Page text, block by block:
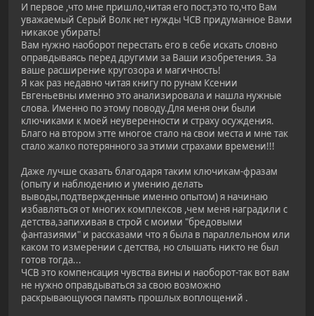
И первое ,что мне пришло,читая его пост,это то,что Вам
уважаемый Серый Волк нет нужды ЧСВ придуманное Вами
никакое убирать!
Вам нужно наоборот перестать его в себе искать словно
оправдываясь перед другими за Ваши изобретения. За
ваше расширение кругозора и магичность!
Я как раз недавно читая книгу по рунам Ксении
Евгеньевны именно это анализировала и нашла нужные
слова. Именно по этому поводу.Для меня они были
ключиками к моей неуверенности и страху осуждения.
Благо на втором этте многое стало на свои места и мне так
стало жалко потерянного за этими страхами времени!!!
Даже лучше сказать благодаря таким ключикам-фразам
(опыту и наблюдению и умению делать
выводы,подтвержденные именно опытом) я начинаю
избавляться от многих комплексов ,чем меня наградили с
детства,запихивая в строй с моими "бредовыми
фантазиями" и рассказами что я была в параллельном или
каком то измерении с детства, но слышать никто не был
готов тогда...
ЧСВ это компенсация чувства вины и наоборот-так вот вам
не нужно оправдываться за свою возможно
раскрывающуюся память прошлых воплощений .